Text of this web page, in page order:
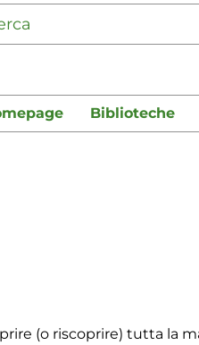
Biblioteche
(o riscoprire) tutta la